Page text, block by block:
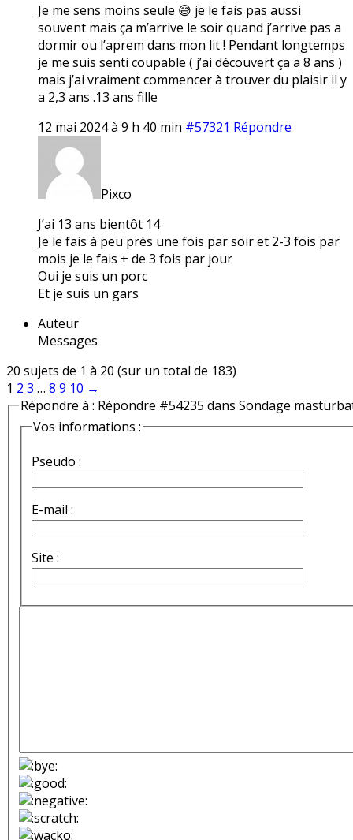
Je me sens moins seule 😅 je le fais pas aussi
souvent mais ça m’arrive le soir quand j’arrive pas a
dormir ou l’aprem dans mon lit ! Pendant longtemps
je me suis senti coupable ( j’ai découvert ça a 8 ans )
mais j’ai vraiment commencer à trouver du plaisir il y
a 2,3 ans .13 ans fille
12 mai 2024 à 9 h 40 min #57321 Répondre
Pixco
J’ai 13 ans bientôt 14
Je le fais à peu près une fois par soir et 2-3 fois par
mois je le fais + de 3 fois par jour
Oui je suis un porc
Et je suis un gars
Auteur
Messages
20 sujets de 1 à 20 (sur un total de 183)
1 2 3 … 8 9 10 →
Répondre à : Répondre #54235 dans Sondage
Vos informations :
Pseudo :
E-mail :
Site :